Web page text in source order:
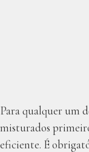
Para qualquer um
misturados
eficiente. É